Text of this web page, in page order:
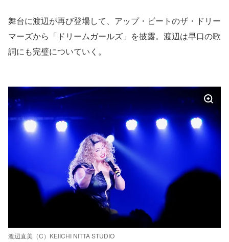
舞台に渡辺が再び登場して、アップ・ビートのザ・ドリー
マーズから「ドリームガールズ」を披露。渡辺は早口の歌
詞にも完璧についていく。
渡辺直美（C）KEIICHI NITTA STUDIO